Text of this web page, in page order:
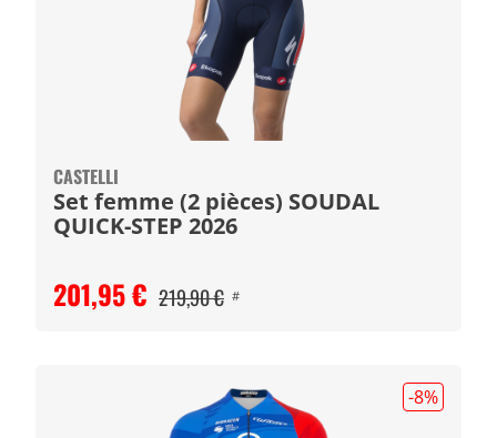
CASTELLI
Set femme (2 pièces) SOUDAL
QUICK-STEP 2026
201,95 € 219,90 € #
-8%